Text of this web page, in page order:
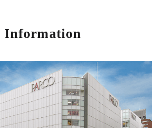
Information